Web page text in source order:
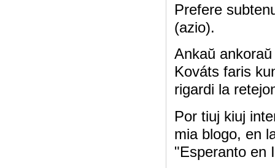
Prefere
(azio).
Ankaŭ
Kováts faris
rigardi la
Por tiuj kiuj
mia blogo, en
"Esperanto en